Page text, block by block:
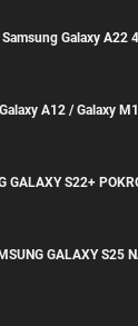
Galaxy A22
A12 / Galaxy
GALAXY S22+
GALAXY S25